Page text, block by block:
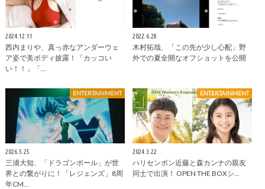
2024.12.11
西内まりや、真っ赤なアンダーウェ
ア姿で美ボディ披露！「カッコい
い！！」「…
2022.6.28
木村拓哉、「この先が少し心配」野
外での夏全開なオフショットを公開
ENTERTAINMENT
2026.5.25
三浦大知、「ドラゴンボール」が世
界との繋がりに！「レジェンズ」8周
年CM…
ENTERTAINMENT
2024.3.22
ハリセンボン近藤と森カンナの親友
同士で出演！ OPEN THE BOXシ…